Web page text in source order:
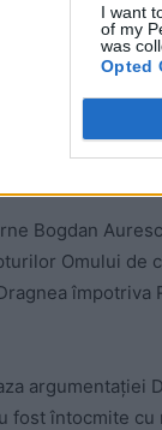
I want
of my
was
Opted
CEDO a
în
de
Bogdan
Omului de
argumentaţiei
fost întocmite